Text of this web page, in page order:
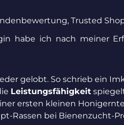
Trusted
habe ich nach meiner
gelobt. So schrieb ein
Leistungsfähigkeit
ersten kleinen
Rassen bei Bienenzucht-